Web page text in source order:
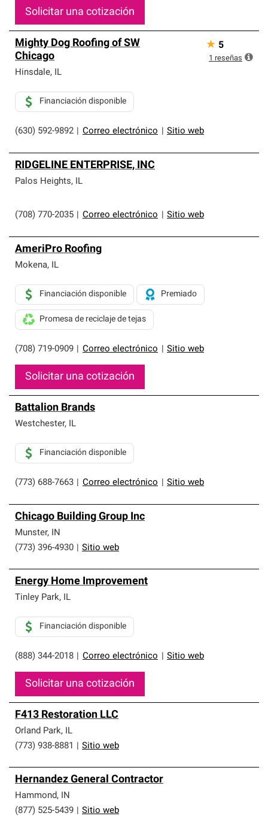
Solicitar una cotización
Mighty Dog Roofing of SW
Chicago
Hinsdale, IL
(630) 592-9892 Correo electrónico Sitio web
Financiación disponible
★ 5
1 reseñas
RIDGELINE ENTERPRISE, INC
Palos Heights, IL
(708) 770-2035 Correo electrónico Sitio web
AmeriPro Roofing
Mokena, IL
(708) 719-0909 Correo electrónico Sitio web
Financiación disponible Premiado
Promesa de reciclaje de tejas
Solicitar una cotización
Battalion Brands
Westchester, IL
(773) 688-7663 Correo electrónico Sitio web
Financiación disponible
Chicago Building Group Inc
Munster, IN
(773) 396-4930
Sitio web
Energy Home Improvement
Tinley Park, IL
(888) 344-2018 Correo electrónico Sitio web
Financiación disponible
Solicitar una cotización
F413 Restoration LLC
Orland Park, IL
(773) 938-8881
Sitio web
Hernandez General Contractor
Hammond, IN
(877) 525-5439
Sitio web